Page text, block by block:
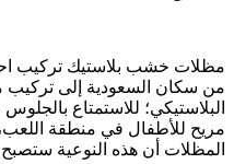
مظلات خشب بلاستيك تركيب
من سكان السعودية إلى
البلاستيكي؛ للاستمتاع
مريح للأطفال في منطقة
المظلات أن هذه النوعية